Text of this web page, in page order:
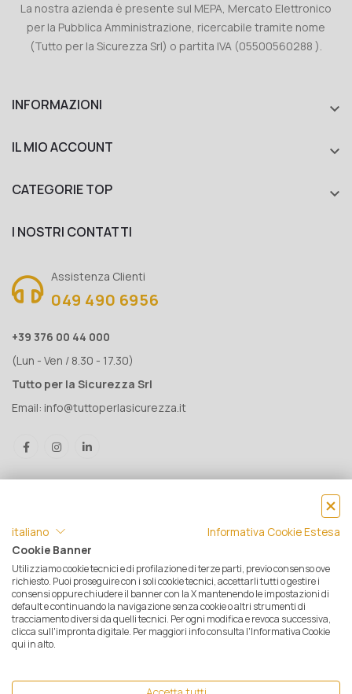
La nostra azienda è presente sul MEPA, Mercato Elettronico
per la Pubblica Amministrazione, ricercabile tramite nome
(Tutto per la Sicurezza Srl) o partita IVA (05500560288 ).
INFORMAZIONI 
IL MIO ACCOUNT 
CATEGORIE TOP 
I NOSTRI CONTATTI
Assistenza Clienti
049 490 6956
+39 376 00 44 000
(Lun - Ven / 8.30 - 17.30)
Tutto per la Sicurezza Srl
Email: info@tuttoperlasicurezza.it
® Tutto per la Sicurezza Srl IT05500560288 | Rea 471793 - C.S. €
10.000 i.v. | © 2025 Tutti i diritti riservati. Tutto per la sicurezza è un
marchio registrato
Privacy e Cookie Policy|Mappa del sito|Termini e condizioni di
italiano
Informativa Cookie Estesa
Cookie Banner
Utilizziamo cookie tecnici e di profilazione di terze parti, previo consenso ove
richiesto. Puoi proseguire con i soli cookie tecnici, accettarli tutti o gestire i
consensi oppure chiudere il banner con la X mantenendo le impostazioni di
default e continuando la navigazione senza cookie o altri strumenti di
tracciamento diversi da quelli tecnici. Per ogni modifica e revoca successiva,
clicca sull'impronta digitale. Per maggiori info consulta l'Informativa Cookie
qui in alto.